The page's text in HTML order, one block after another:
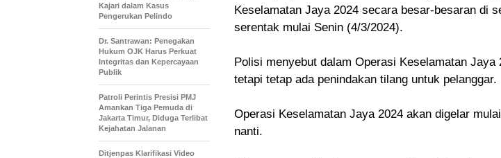
Keselamatan Jaya 2024 secara besar-besaran di
serentak mulai Senin (4/3/2024).
Polisi menyebut dalam Operasi Keselamatan Jaya
tetapi tetap ada penindakan tilang untuk pelanggar.
Operasi Keselamatan Jaya 2024 akan digelar
nanti.
Kajari dalam Kasus
Pengerukan Pelindo
Dr. Santrawan: Penegakan
Hukum OJK Harus Perkuat
Integritas dan Kepercayaan
Publik
Patroli Perintis Presisi PMJ
Amankan Tiga Pemuda di
Jakarta Timur, Diduga Terlibat
Kejahatan Jalanan
Ditjenpas Klarifikasi Video